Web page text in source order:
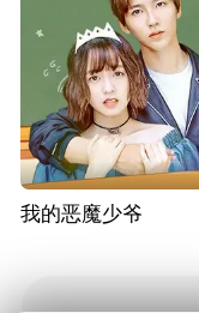
我的恶魔少爷